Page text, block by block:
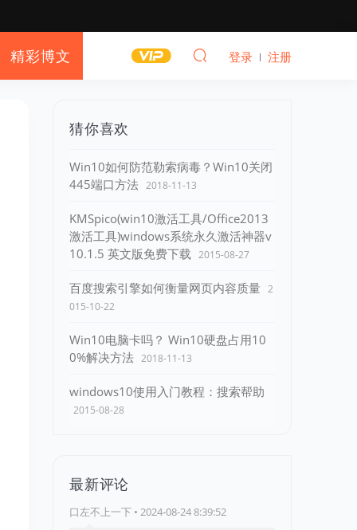
精彩博文 登录 注册
猜你喜欢
Win10如何防范勒索病毒？Win10关闭
445端口方法 2018-11-13
KMSpico(win10激活工具/Office2013
激活工具)windows系统永久激活神器v
10.1.5 英文版免费下载 2015-08-27
百度搜索引擎如何衡量网页内容质量 2
015-10-22
Win10电脑卡吗？ Win10硬盘占用10
0%解决方法 2018-11-13
windows10使用入门教程：搜索帮助
2015-08-28
最新评论
口左不上一下 • 2024-08-24 8:39:52